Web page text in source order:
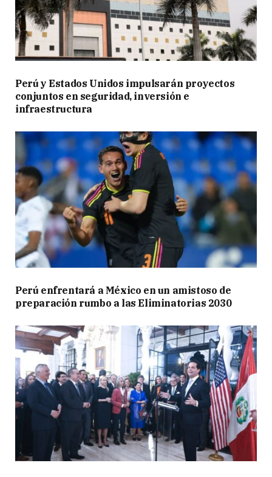
Perú y Estados Unidos impulsarán proyectos
conjuntos en seguridad, inversión e
infraestructura
Perú enfrentará a México en un amistoso de
preparación rumbo a las Eliminatorias 2030